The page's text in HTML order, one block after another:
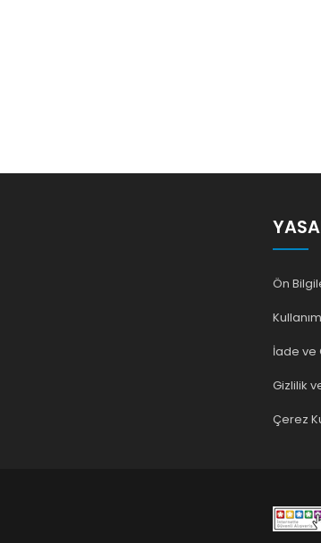
Ön
İade ve
Gizlilik
Çerez